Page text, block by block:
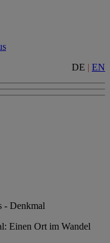
DE | EN
Einen Ort im Wandel